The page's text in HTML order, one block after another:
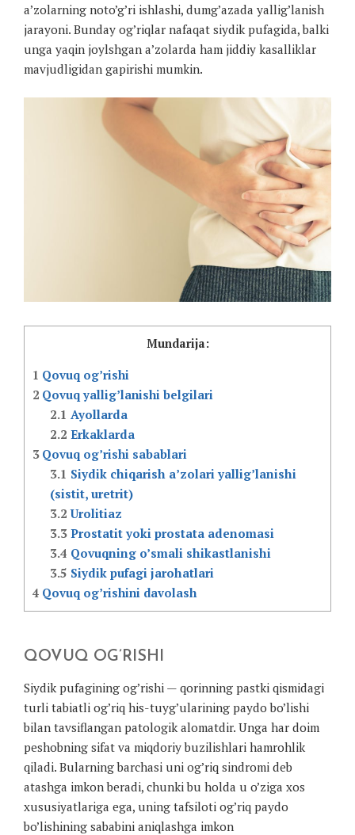
a’zolarning noto’g’ri ishlashi, dumg’azada yallig’lanish
jarayoni. Bunday og’riqlar nafaqat siydik pufagida, balki
unga yaqin joylshgan a’zolarda ham jiddiy kasalliklar
mavjudligidan gapirishi mumkin.
Mundarija:
1 Qovuq og’rishi
2 Qovuq yallig’lanishi belgilari
2.1 Ayollarda
2.2 Erkaklarda
3Qovuq og’rishi sabablari
3.1 Siydik chiqarish a’zolari yallig’lanishi
(sistit, uretrit)
3.2 Urolitiaz
3.3 Prostatit yoki prostata adenomasi
3.4 Qovuqning o’smali shikastlanishi
3.5 Siydik pufagi jarohatlari
4 Qovuq og’rishini davolash
QOVUQ OG’RISHI
Siydik pufagining og’rishi — qorinning pastki qismidagi
turli tabiatli og’riq his-tuyg’ularining paydo bo’lishi
bilan tavsiflangan patologik alomatdir. Unga har doim
peshobning sifat va miqdoriy buzilishlari hamrohlik
qiladi. Bularning barchasi uni og’riq sindromi deb
atashga imkon beradi, chunki bu holda u o’ziga xos
xususiyatlariga ega, uning tafsiloti og’riq paydo
bo’lishining sababini aniqlashga imkon